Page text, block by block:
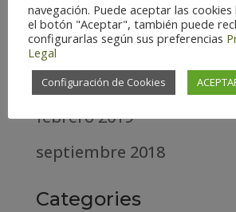
diciembre 2020
abril 2020
marzo 2020
febrero 2019
septiembre 2018
Categories
navegación. Puede aceptar las cookies
el botón "Aceptar", también puede
configurarlas según sus preferencias
Legal
Configuración de Cookies